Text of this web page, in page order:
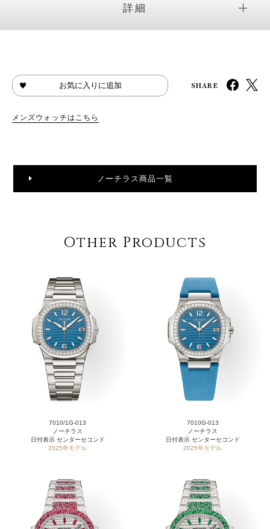
詳細
お気に入りに追加 SHARE
メンズウォッチはこちら
ノーチラス商品一覧
Other Products
7010/1G-013
ノーチラス
日付表示 センターセコンド
2025年モデル
7010G-013
ノーチラス
日付表示 センターセコンド
2025年モデル